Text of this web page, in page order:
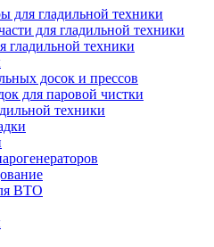
для гладильной техники
для гладильной техники
гладильной техники
досок и прессов
для паровой чистки
техники
ВТО